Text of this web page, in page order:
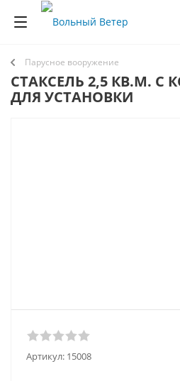
Парусное вооружение
СТАКСЕЛЬ 2,5 КВ.М. С
ДЛЯ УСТАНОВКИ
Артикул: 15008